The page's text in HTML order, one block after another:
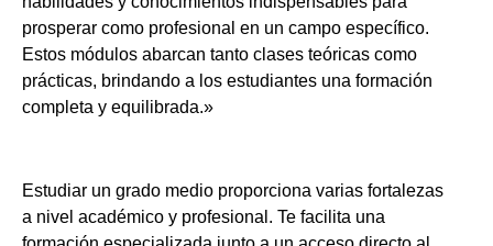
prosperar como profesional en un campo específico.
Estos módulos abarcan tanto clases teóricas como
prácticas, brindando a los estudiantes una formación
completa y equilibrada.»
Estudiar un grado medio proporciona varias fortalezas
a nivel académico y profesional. Te facilita una